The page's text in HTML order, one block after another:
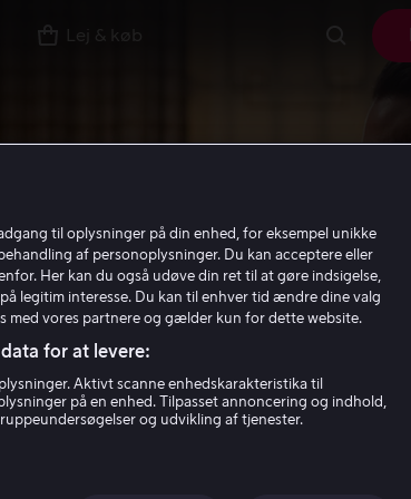
Lej & køb
til oplysninger på din enhed, for eksempel unikke
af personoplysninger. Du kan acceptere eller
Her kan du også udøve din ret til at gøre indsigelse,
legitim interesse. Du kan til enhver tid ændre dine valg
med vores partnere og gælder kun for dette website.
for at levere:
Aktivt scanne enhedskarakteristika til
på en enhed. Tilpasset annoncering og indhold,
og udvikling af tjenester.